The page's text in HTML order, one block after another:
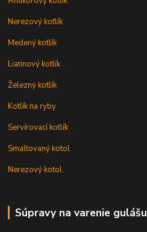
Nerezový kotlík
Medený kotlík
Liatinový kotlík
Železný kotlík
Kotlík na ryby
Servírovací kotlík
Smaltovaný kotol
Nerezový kotol
Súpravy na varenie gulášu